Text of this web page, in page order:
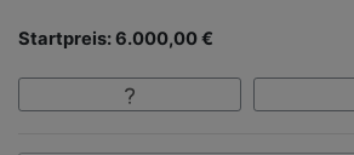
Startpreis: 6.000,00 €